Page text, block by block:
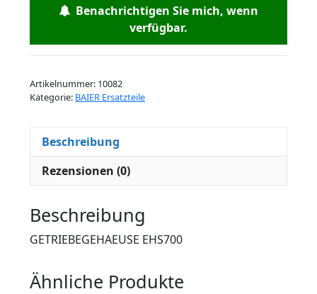
Benachrichtigen Sie mich, wenn
verfügbar.
Artikelnummer: 10082
Kategorie: BAIER Ersatzteile
Beschreibung
Rezensionen (0)
Beschreibung
GETRIEBEGEHAEUSE EHS700
Ähnliche Produkte